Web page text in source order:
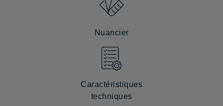
Nuancier
Caractéristiques
techniques